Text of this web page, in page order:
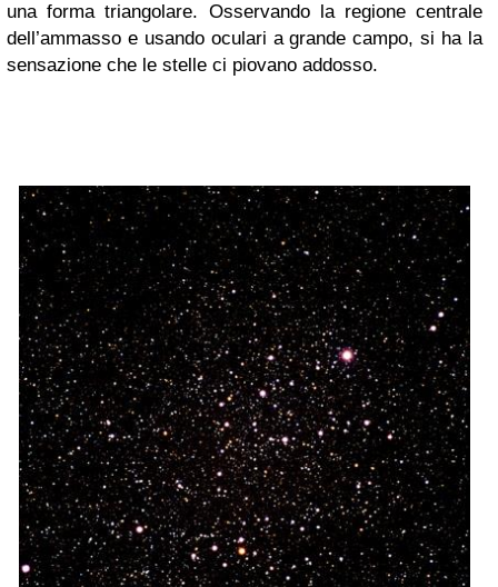
una forma triangolare. Osservando la regione centrale
dell’ammasso e usando oculari a grande campo, si ha la
sensazione che le stelle ci piovano addosso.